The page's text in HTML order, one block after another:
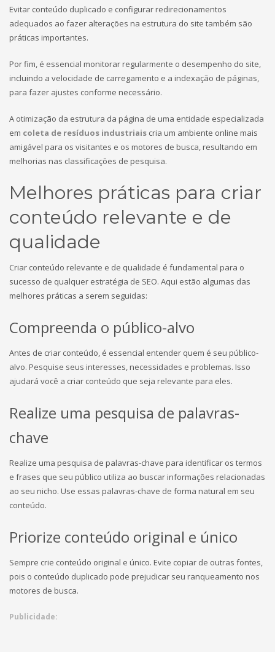
Evitar conteúdo duplicado e configurar redirecionamentos
adequados ao fazer alterações na estrutura do site também são
práticas importantes.
Por fim, é essencial monitorar regularmente o desempenho do site,
incluindo a velocidade de carregamento e a indexação de páginas,
para fazer ajustes conforme necessário.
A otimização da estrutura da página de uma entidade especializada
em coleta de resíduos industriais cria um ambiente online mais
amigável para os visitantes e os motores de busca, resultando em
melhorias nas classificações de pesquisa.
Melhores práticas para criar
conteúdo relevante e de
qualidade
Criar conteúdo relevante e de qualidade é fundamental para o
sucesso de qualquer estratégia de SEO. Aqui estão algumas das
melhores práticas a serem seguidas:
Compreenda o público-alvo
Antes de criar conteúdo, é essencial entender quem é seu público-
alvo. Pesquise seus interesses, necessidades e problemas. Isso
ajudará você a criar conteúdo que seja relevante para eles.
Realize uma pesquisa de palavras-
chave
Realize uma pesquisa de palavras-chave para identificar os termos
e frases que seu público utiliza ao buscar informações relacionadas
ao seu nicho. Use essas palavras-chave de forma natural em seu
conteúdo.
Priorize conteúdo original e único
Sempre crie conteúdo original e único. Evite copiar de outras fontes,
pois o conteúdo duplicado pode prejudicar seu ranqueamento nos
motores de busca.
Publicidade: